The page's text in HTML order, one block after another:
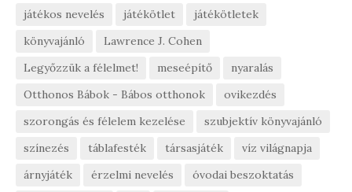
játékos nevelés játékötlet
játékötletek
könyvajánló
Lawrence J. Cohen
Legyőzzük a félelmet!
meseépítő
nyaralás
Otthonos Bábok - Bábos otthonok
ovikezdés
szorongás és félelem kezelése
szubjektív könyvajánló
színezés
táblafesték társasjáték
víz világnapja
árnyjáték
érzelmi nevelés
óvodai beszoktatás